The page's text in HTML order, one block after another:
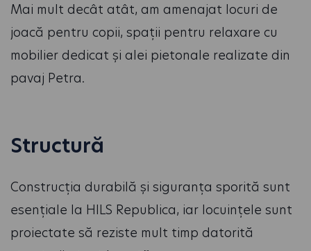
Mai mult decât atât, am amenajat locuri de
joacă pentru copii, spații pentru relaxare cu
mobilier dedicat și alei pietonale realizate din
pavaj Petra.
Structură
Construcția durabilă și siguranța sporită sunt
esențiale la HILS Republica, iar locuințele sunt
proiectate să reziste mult timp datorită